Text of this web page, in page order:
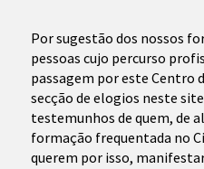
Por sugestão dos nossos
pessoas cujo percurso
passagem por este Centro
secção de elogios neste
testemunhos de quem, de
formação frequentada no
querem por isso,